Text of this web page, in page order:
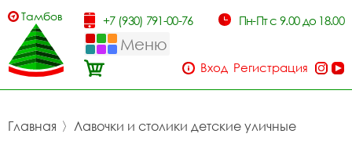
Тамбов +7 (930) 791-00-76 Пн-Пт с 9.00 до 18.00
Меню
Вход Регистрация
Главная 〉 Лавочки и столики детские уличные